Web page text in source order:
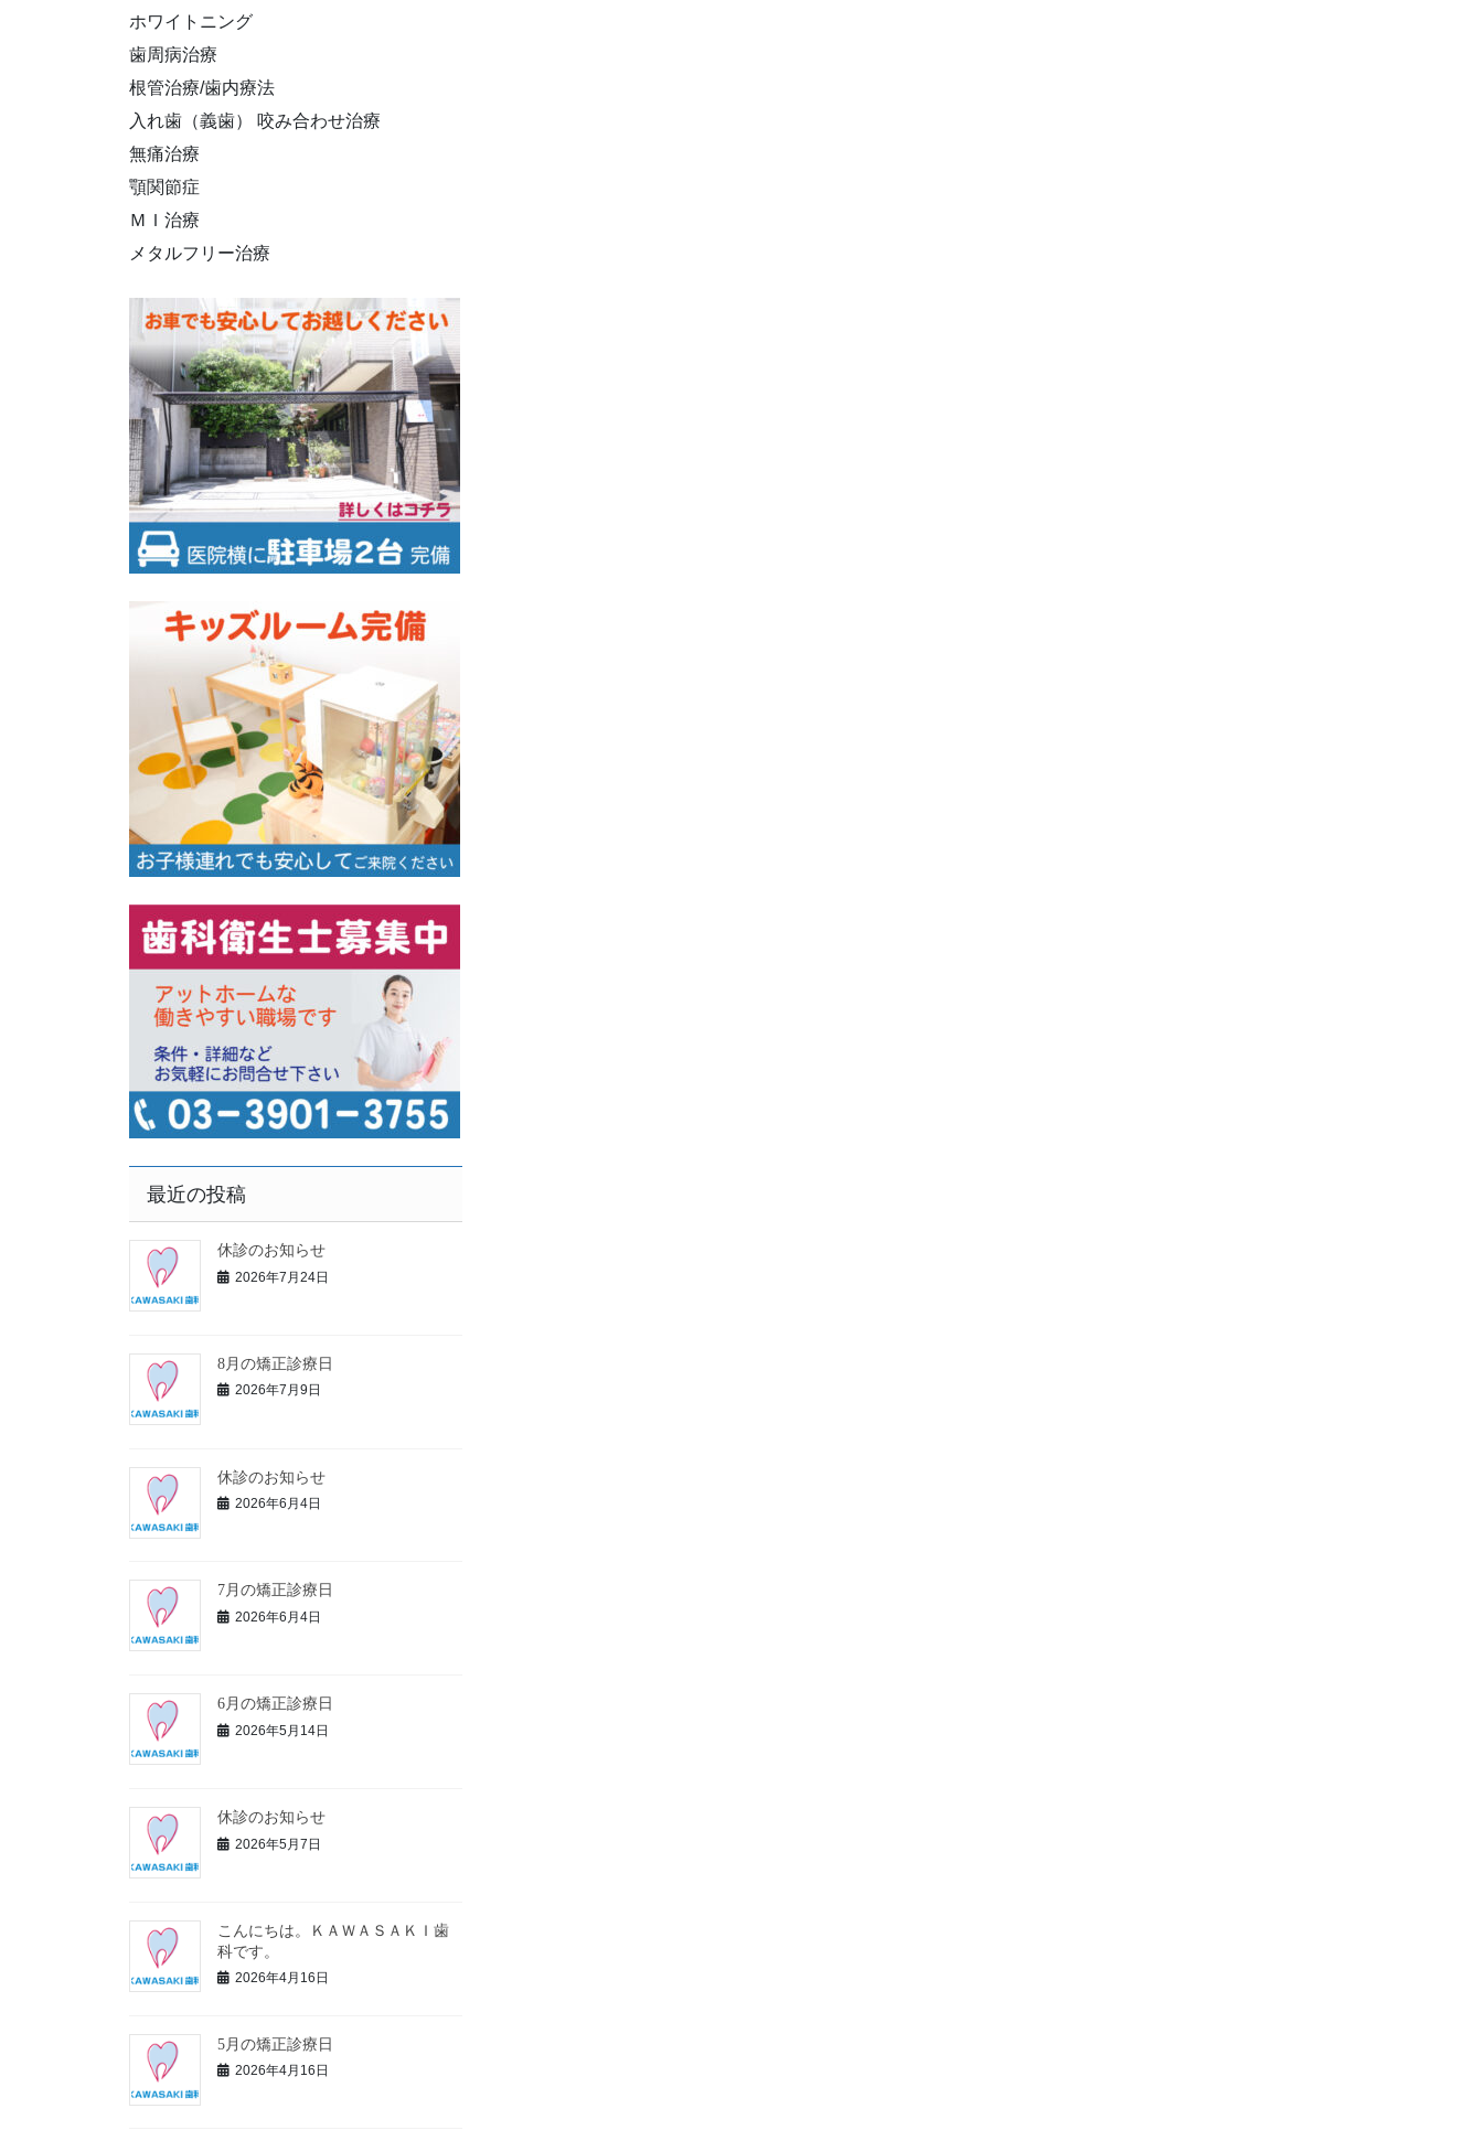
ホワイトニング
歯周病治療
根管治療/歯内療法
入れ歯（義歯） 咬み合わせ治療
無痛治療
顎関節症
ＭＩ治療
メタルフリー治療
最近の投稿
休診のお知らせ
2026年7月24日
8月の矯正診療日
2026年7月9日
休診のお知らせ
2026年6月4日
7月の矯正診療日
2026年6月4日
6月の矯正診療日
2026年5月14日
休診のお知らせ
2026年5月7日
こんにちは。ＫＡＷＡＳＡＫＩ歯
科です。
2026年4月16日
5月の矯正診療日
2026年4月16日